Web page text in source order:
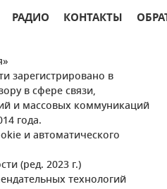
РАДИО КОНТАКТЫ
зарегистрировано в
в сфере связи,
и массовых коммуникаций
года.
и автоматического
(ред. 2023 г.)
технологий